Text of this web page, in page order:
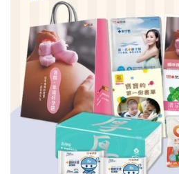
信誼基金會